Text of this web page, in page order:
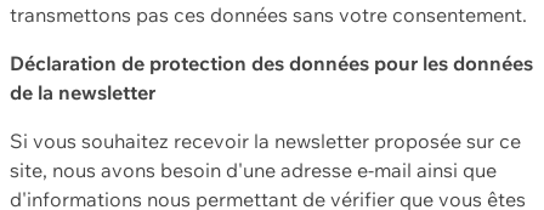
transmettons pas ces données sans votre consentement.
Déclaration de protection des données pour les données
de la newsletter
Si vous souhaitez recevoir la newsletter proposée sur ce
site, nous avons besoin d'une adresse e-mail ainsi que
d'informations nous permettant de vérifier que vous êtes